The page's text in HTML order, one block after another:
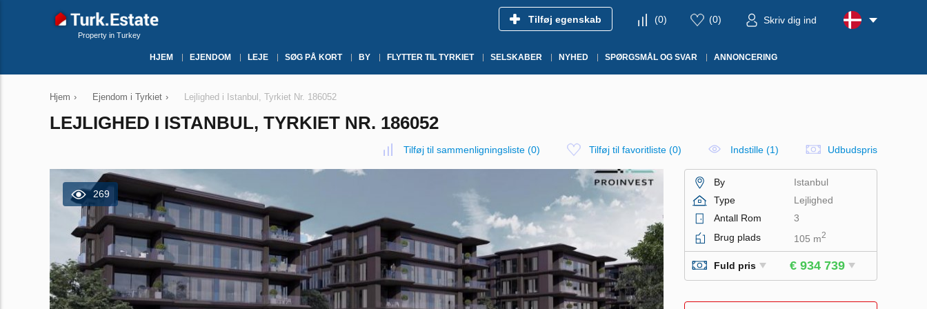
Property in Turkey
Tilføj egenskab (0) (0) Skriv dig ind
HJEM EJENDOM LEJE SØG PÅ KORT BY FLYTTER TIL TYRKIET SELSKABER NYHED SPØRGSMÅL OG SVAR ANNONCERING
Hjem › Ejendom i Tyrkiet › Lejlighed i Istanbul, Tyrkiet Nr. 186052
LEJLIGHED I ISTANBUL, TYRKIET NR. 186052
Tilføj til sammenligningsliste (0) Tilføj til favoritliste (0) Indstille (1) Udbudspris
269
By
Istanbul
Type
Lejlighed
Antall Rom
3
Brug plads
105 m2
Fuld pris € 934 739